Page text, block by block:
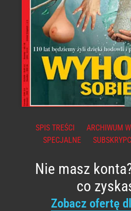
SPIS TREŚCI ARCHIWUM
SPECJALNE
Nie masz
co
Zobacz ofertę